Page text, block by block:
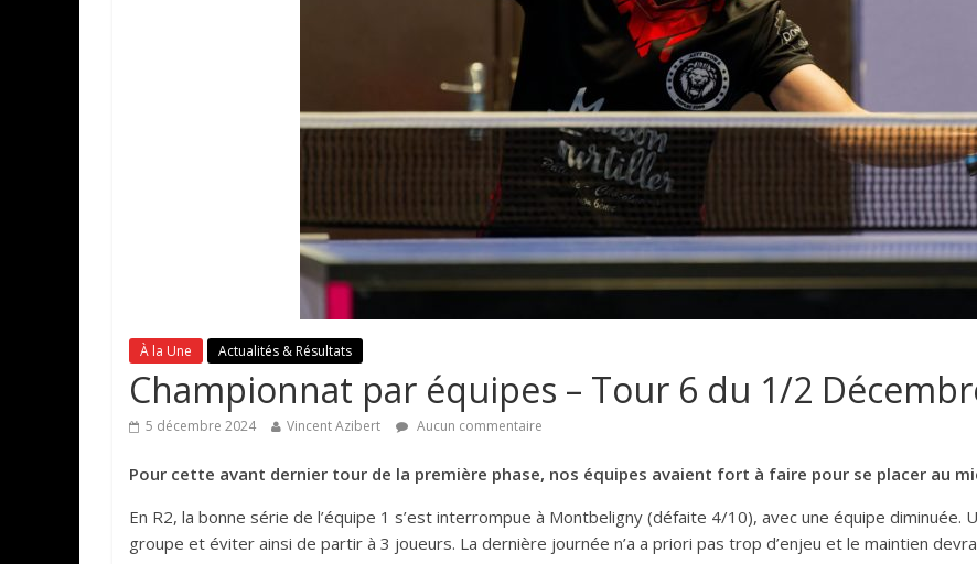
À la Une Actualités & Résultats
Championnat par équipes – Tour 6 du 1/2
5 décembre 2024 Vincent Azibert Aucun commentaire
Pour cette avant dernier tour de la première phase, nos équipes avaient fort à faire pour se placer au
En R2, la bonne série de l’équipe 1 s’est interrompue à Montbeligny (défaite 4/10), avec une équipe diminuée.
groupe et éviter ainsi de partir à 3 joueurs. La dernière journée n’a a priori pas trop d’enjeu et le maintien